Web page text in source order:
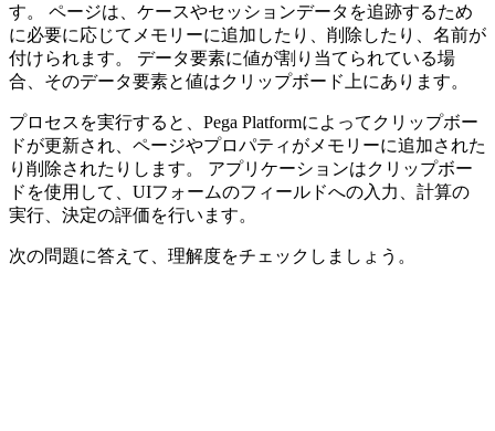
す。 ページは、ケースやセッションデータを追跡するため
に必要に応じてメモリーに追加したり、削除したり、名前が
付けられます。 データ要素に値が割り当てられている場
合、そのデータ要素と値はクリップボード上にあります。
プロセスを実行すると、Pega Platformによってクリップボー
ドが更新され、ページやプロパティがメモリーに追加された
り削除されたりします。 アプリケーションはクリップボー
ドを使用して、UIフォームのフィールドへの入力、計算の
実行、決定の評価を行います。
次の問題に答えて、理解度をチェックしましょう。